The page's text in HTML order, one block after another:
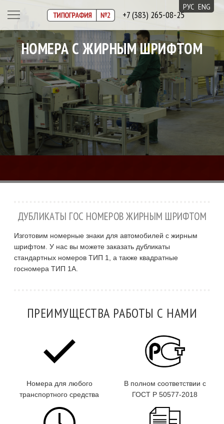
РУС ENG
+7 (383) 265-08-25
НОМЕРА С ЖИРНЫМ ШРИФТОМ
ДУБЛИКАТЫ ГОС НОМЕРОВ ЖИРНЫМ ШРИФТОМ
Изготовим номерные знаки для автомобилей с жирным
шрифтом. У нас вы можете заказать дубликаты
стандартных номеров ТИП 1, а также квадратные
госномера ТИП 1А.
ПРЕИМУЩЕСТВА РАБОТЫ С НАМИ
Номера для любого
транспортного средства
В полном соответствии с
ГОСТ Р 50577-2018